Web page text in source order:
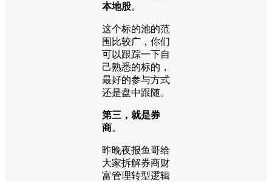
本地股。
这个标的池的范
围比较广，你们
可以跟踪一下自
己熟悉的标的，
最好的参与方式
还是盘中跟随。
第三，就是券
商。
昨晚夜报鱼哥给
大家拆解券商财
富管理转型逻辑